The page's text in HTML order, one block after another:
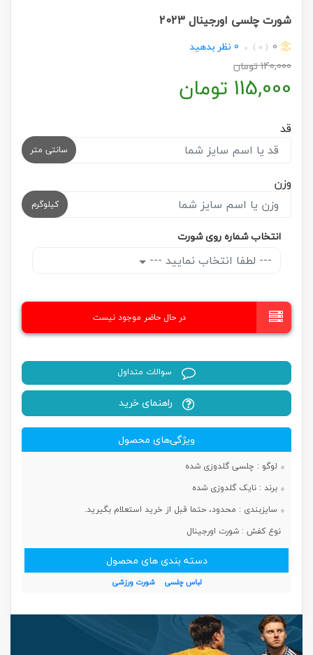
شورت چلسی اورجینال 2023
0
( 0 )
0 نظر بدهید
140,000تومان
115,000 تومان
قد
سانتی متر
وزن
کیلوگرم
انتخاب شماره روی شورت
--- لطفا انتخاب نمایید ---
در حال حاضر موجود نیست
سوالات متداول
راهنمای خرید
ویژگی‌های محصول
لوگو : چلسی گلدوزی شده
برند : نایک گلدوزی شده
سایزبندی : محدود، حتما قبل از خرید استعلام بگیرید.
نوع کفش : شورت اورجینال
دسته بندی های محصول
لباس چلسی شورت ورزشی